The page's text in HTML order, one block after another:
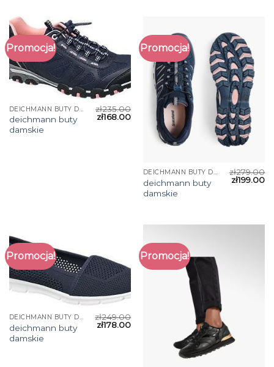
Promocja!
DEICHMANN BUTY DAMSKIE
deichmann buty
damskie
zł235.00
zł168.00
Promocja!
DEICHMANN BUTY DAMSKIE
deichmann buty
damskie
zł279.00
zł199.00
Promocja!
DEICHMANN BUTY DAMSKIE
deichmann buty
damskie
zł249.00
zł178.00
Promocja!